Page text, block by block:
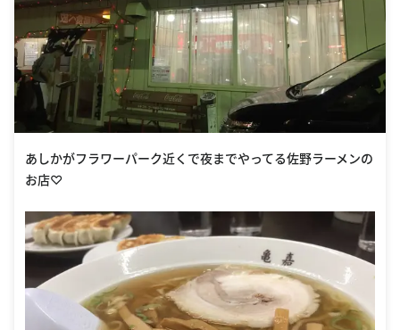
あしかがフラワーパーク近くで夜までやってる佐野ラーメンの
お店♡